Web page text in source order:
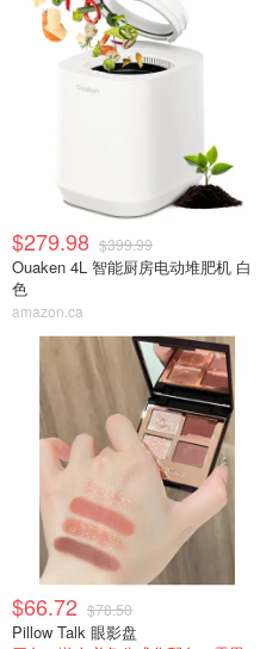
$279.98 $399.99
Ouaken 4L 智能厨房电动堆肥机 白
色
amazon.ca
$66.72 $78.50
Pillow Talk 眼影盘